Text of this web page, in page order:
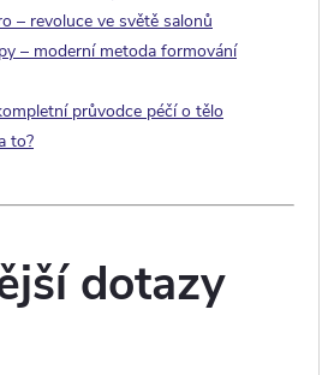
– revoluce ve světě salonů
– moderní metoda formování
průvodce péčí o tělo
to?
dotazy